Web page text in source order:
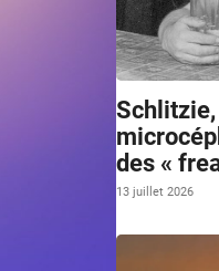
Schlitzie,
des «
13 juillet 2026